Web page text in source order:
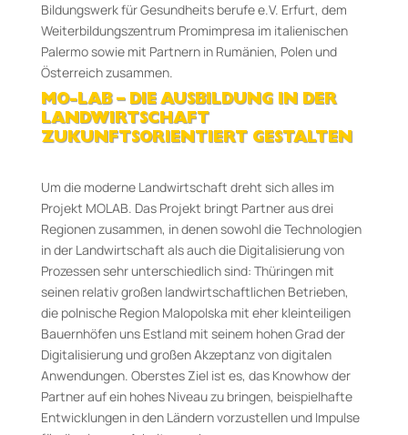
Bildungswerk für Gesundheits berufe e.V. Erfurt, dem
Weiterbildungszentrum Promimpresa im italienischen
Palermo sowie mit Partnern in Rumänien, Polen und
Österreich zusammen.
MO-LAB – DIE AUSBILDUNG IN DER
LANDWIRTSCHAFT
ZUKUNFTSORIENTIERT GESTALTEN
Um die moderne Landwirtschaft dreht sich alles im
Projekt MOLAB. Das Projekt bringt Partner aus drei
Regionen zusammen, in denen sowohl die Technologien
in der Landwirtschaft als auch die Digitalisierung von
Prozessen sehr unterschiedlich sind: Thüringen mit
seinen relativ großen landwirtschaftlichen Betrieben,
die polnische Region Malopolska mit eher kleinteiligen
Bauernhöfen uns Estland mit seinem hohen Grad der
Digitalisierung und großen Akzeptanz von digitalen
Anwendungen. Oberstes Ziel ist es, das Knowhow der
Partner auf ein hohes Niveau zu bringen, beispielhafte
Entwicklungen in den Ländern vorzustellen und Impulse